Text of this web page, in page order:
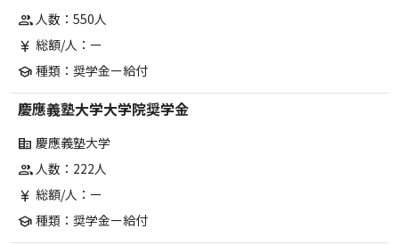
group 人数：550人
currency_yen 総額/人：ー
school 種類：奨学金ー給付
慶應義塾大学大学院奨学金
corporate_fare 慶應義塾大学
group 人数：222人
currency_yen 総額/人：ー
school 種類：奨学金ー給付